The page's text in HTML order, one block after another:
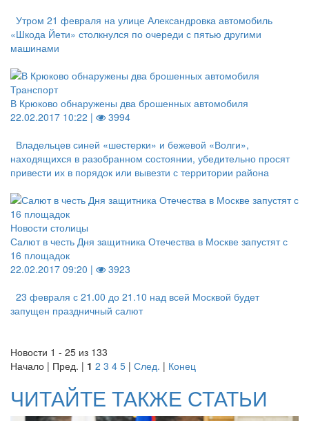
Утром 21 февраля на улице Александровка автомобиль
«Шкода Йети» столкнулся по очереди с пятью другими
машинами
Транспорт
В Крюково обнаружены два брошенных автомобиля
22.02.2017 10:22 |
3994
Владельцев синей «шестерки» и бежевой «Волги»,
находящихся в разобранном состоянии, убедительно просят
привести их в порядок или вывезти с территории района
Новости столицы
Салют в честь Дня защитника Отечества в Москве запустят с
16 площадок
22.02.2017 09:20 |
3923
23 февраля с 21.00 до 21.10 над всей Москвой будет
запущен праздничный салют
Новости 1 - 25 из 133
Начало | Пред. | 1 2 3 4 5 | След. | Конец
ЧИТАЙТЕ ТАКЖЕ СТАТЬИ